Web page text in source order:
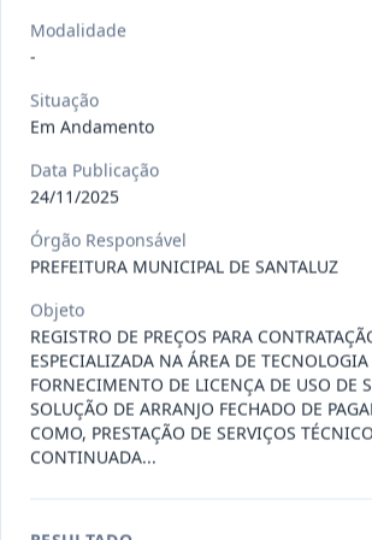
Data:13/07/2026
027/2026
Eletrônico
SEGURO, PARA
Data :13/07/2026
025/2026
Pregão
Eletrônico
REGISTRO DE PREÇO
CONTRATAÇÃO DE
LOCAÇÃO...
Situação:
Em Andamento
Data:30/06/2026
Modalidade
-
Situação
Em Andamento
Data Publicação
24/11/2025
Órgão Responsável
PREFEITURA MUNICIPAL DE SANTALUZ
Objeto
REGISTRO DE PREÇOS PARA
ESPECIALIZADA NA ÁREA DE TECNOLOGIA
FORNECIMENTO DE LICENÇA DE USO DE
SOLUÇÃO DE ARRANJO FECHADO DE
COMO, PRESTAÇÃO DE SERVIÇOS
CONTINUADA...